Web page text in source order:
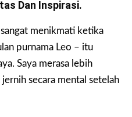
Dan Inspirasi.
menikmati ketika
purnama Leo – itu
Saya merasa lebih
secara mental setelah